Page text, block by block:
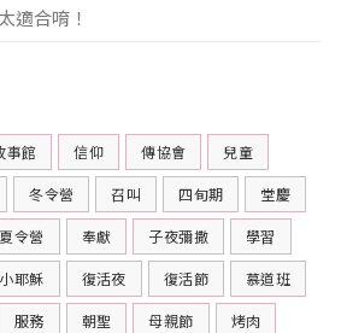
適合唷！
事館 信仰 傳協會 兒童
冬令營 召叫 四旬期 堂慶
夏令營 奉獻 子夜彌撒 學習
小耶穌 復活夜 復活節 慕道班
服務 朝聖 母親節 烤肉